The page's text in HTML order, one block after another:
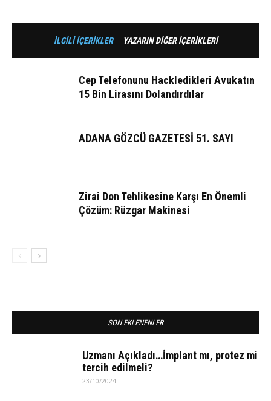
İLGİLİ İÇERİKLER YAZARIN DİĞER İÇERİKLERİ
Cep Telefonunu Hackledikleri Avukatın
15 Bin Lirasını Dolandırdılar
ADANA GÖZCÜ GAZETESİ 51. SAYI
Zirai Don Tehlikesine Karşı En Önemli
Çözüm: Rüzgar Makinesi
SON EKLENENLER
Uzmanı Açıkladı…İmplant mı, protez mi
tercih edilmeli?
23/10/2024